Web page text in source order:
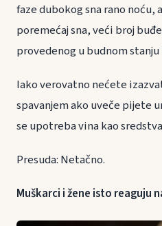
faze dubokog sna rano
poremećaj sna, veći broj
provedenog u budnom
Iako verovatno nećete
spavanjem ako uveče pijete
se upotreba vina kao
Presuda: Netačno.
Muškarci i žene isto reaguju